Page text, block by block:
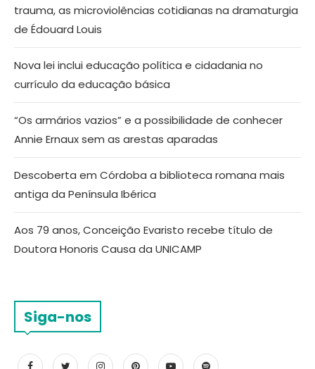
trauma, as microviolências cotidianas na dramaturgia
de Édouard Louis
Nova lei inclui educação política e cidadania no
currículo da educação básica
“Os armários vazios” e a possibilidade de conhecer
Annie Ernaux sem as arestas aparadas
Descoberta em Córdoba a biblioteca romana mais
antiga da Península Ibérica
Aos 79 anos, Conceição Evaristo recebe título de
Doutora Honoris Causa da UNICAMP
Siga-nos